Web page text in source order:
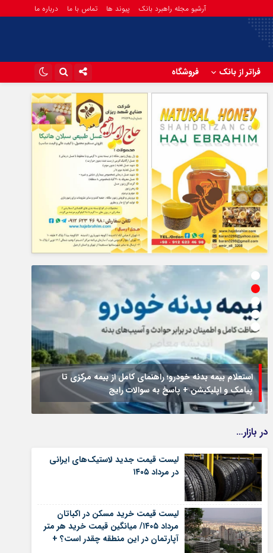
آرشیو مجله راهبرد بانک پیوند ها تماس با ما درباره ما
فراتر از بانک فروشگاه
اینستاگرام
تلگرام
آپارات
استعلام بیمه بدنه خودرو؛ راهنمای کامل از بیمه مرکزی تا
پیامک و اپلیکیشن + پاسخ به سوالات رایج
در بازار…
لیست قیمت جدید لاستیک‌های ایرانی
در مرداد ۱۴۰۵
لیست قیمت خرید مسکن در اکباتان
مرداد ۱۴۰۵/ میانگین قیمت خرید هر متر
آپارتمان در این منطقه چقدر است؟ +